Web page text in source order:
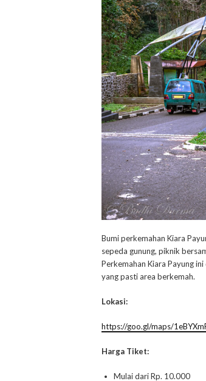
Bumi perkemahan Kiara
sepeda gunung, piknik
Perkemahan Kiara Payung
yang pasti area berkemah.
Lokasi:
https://goo.gl/maps/
Harga Tiket:
Mulai dari Rp. 10.000